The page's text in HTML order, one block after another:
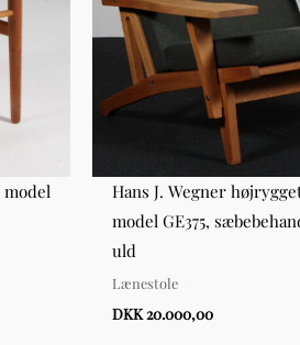
model
Hans J. Wegner
model GE375,
uld
Lænestole
DKK 20.000,00